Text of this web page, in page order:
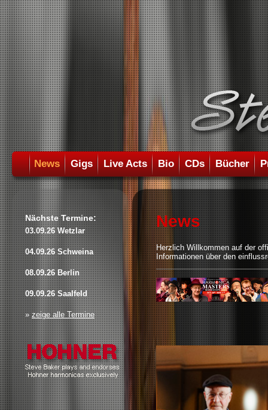
News Gigs Live Acts Bio CDs Bücher
Nächste Termine:
03.09.26 Wetzlar
04.09.26 Schweina
08.09.26 Berlin
09.09.26 Saalfeld
»zeige alle Termine
News
Herzlich Willkommen auf der
Informationen über den